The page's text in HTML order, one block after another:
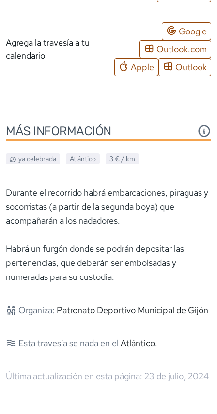
Agrega la travesía a tu
calendario
Google
Outlook.com
Apple
Outlook
MÁS INFORMACIÓN
ya celebrada Atlántico 3 € / km
Durante el recorrido habrá embarcaciones, piraguas y
socorristas (a partir de la segunda boya) que
acompañarán a los nadadores.
Habrá un furgón donde se podrán depositar las
pertenencias, que deberán ser embolsadas y
numeradas para su custodia.
Organiza: Patronato Deportivo Municipal de Gijón
Esta travesía se nada en el Atlántico.
Última actualización en esta página: 23 de julio, 2024